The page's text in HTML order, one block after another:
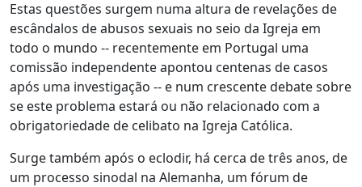
Estas questões surgem numa altura de revelações de
escândalos de abusos sexuais no seio da Igreja em
todo o mundo -- recentemente em Portugal uma
comissão independente apontou centenas de casos
após uma investigação -- e num crescente debate sobre
se este problema estará ou não relacionado com a
obrigatoriedade de celibato na Igreja Católica.
Surge também após o eclodir, há cerca de três anos, de
um processo sinodal na Alemanha, um fórum de